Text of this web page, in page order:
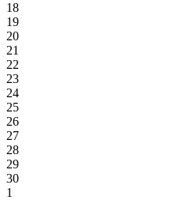
18
19
20
21
22
23
24
25
26
27
28
29
30
1